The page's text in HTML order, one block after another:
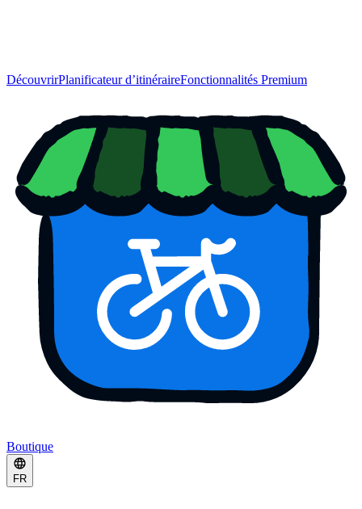
DécouvrirPlanificateur d’itinéraireFonctionnalités Premium
Boutique
FR